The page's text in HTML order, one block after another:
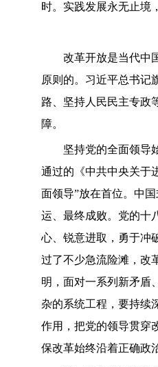
时。实践发展永无止境
改革开放是当代中国
原则的。习近平总书记
路、坚持人民民主专政
障。
坚持党的全面领导始
通过的《中共中央关于
面领导”放在首位。中
运、最终成败。党的十
心、锐意进取，勇于冲
过了不少急流险滩，改
明，面对一系列新矛盾
杂的系统工程，要持续
作用，把党的领导贯穿
保改革始终沿着正确政